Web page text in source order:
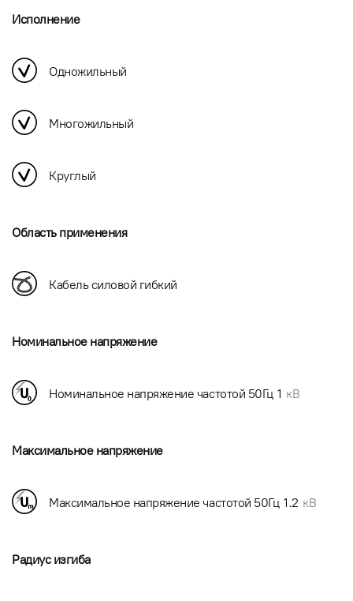
Исполнение
Одножильный
Многожильный
Круглый
Область применения
Кабель силовой гибкий
Номинальное напряжение
Номинальное напряжение частотой 50Гц 1 кВ
Максимальное напряжение
Максимальное напряжение частотой 50Гц 1.2 кВ
Радиус изгиба